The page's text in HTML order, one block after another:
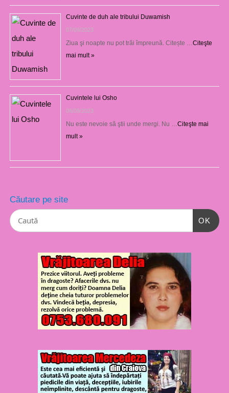
Cuvinte de duh ale tribului Duwamish
07/09/2023
Ziua şi noapte nu pot trăi împreună. Citește … Citeşte
mai mult »
Cuvintele lui Osho
06/09/2023
Nu este nevoie să ştii unde mergi. Nu … Citeşte mai
mult »
Căutare pe site
OK